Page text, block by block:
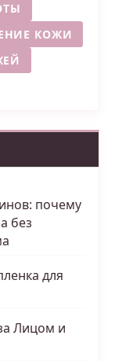
КОЖИ
почему
без
для
Лицом и